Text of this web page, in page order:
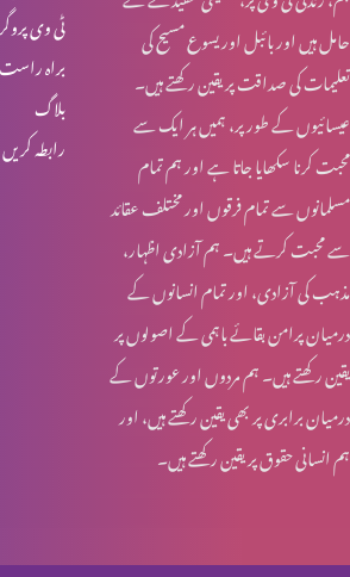
مسیح میں ایمان کے وسیلے نجات
جسمانی خواحیشات
ہمیشہ آزمایش کے لیے تیار رہیں
خدا کی خوشنودی
ٹی وی
براہ راست
بلاگ
رابطہ کریں
حامل ہیں اور بائبل اور یسوع مسیح کی
تعلیمات کی صداقت پر یقین رکھتے ہیں۔
عیسائیوں کے طور پر، ہمیں ہر ایک سے
محبت کرنا سکھایا جاتا ہے اور ہم تمام
مسلمانوں سے تمام فرقوں اور مختلف عقائد
سے محبت کرتے ہیں۔ ہم آزادی اظہار،
مذہب کی آزادی، اور تمام انسانوں کے
درمیان پرامن بقائے باہمی کے اصولوں پر
یقین رکھتے ہیں۔ ہم مردوں اور عورتوں کے
درمیان برابری پر بھی یقین رکھتے ہیں، اور
ہم انسانی حقوق پر یقین رکھتے ہیں۔